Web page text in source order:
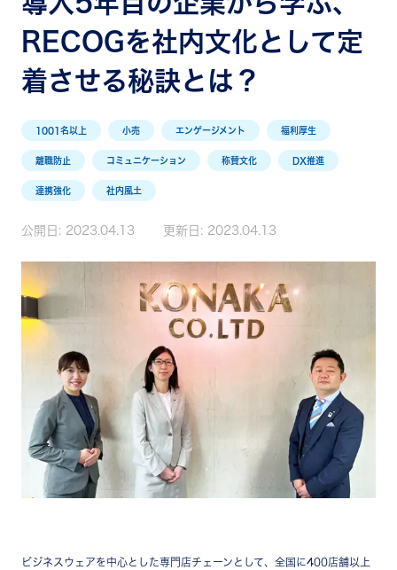
RECOGを社内文化として定
着させる秘訣とは？
1001名以上 小売 エンゲージメント 福利厚生
離職防止 コミュニケーション 称賛文化 DX推進
連携強化 社内風土
公開日: 2023.04.13 更新日: 2023.04.13
ビジネスウェアを中心とした専門店チェーンとして、全国に400店舗以上